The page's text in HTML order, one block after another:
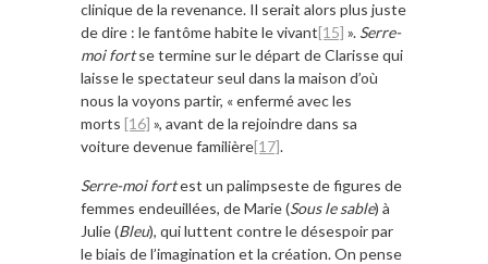
clinique de la revenance. Il serait alors plus juste
de dire : le fantôme habite le vivant[15] ». Serre-
moi fortse termine sur le départ de Clarisse qui
laisse le spectateur seul dans la maison d’où
nous la voyons partir, « enfermé avec les
morts [16] », avant de la rejoindre dans sa
voiture devenue familière[17].
Serre-moi fortest un palimpseste de figures de
femmes endeuillées, de Marie (Sous le sable) à
Julie (Bleu), qui luttent contre le désespoir par
le biais de l’imagination et la création. On pense